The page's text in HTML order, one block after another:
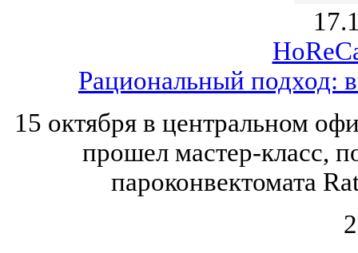
Рациональный подход:
15 октября в центральном
прошел мастер-класс,
пароконвектомата